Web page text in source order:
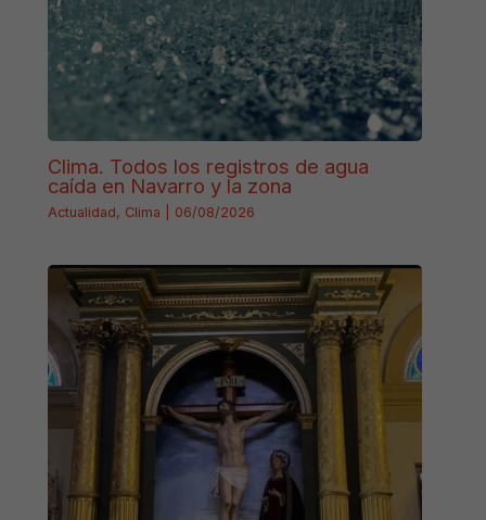
Clima. Todos los registros de agua
caída en Navarro y la zona
Actualidad, Clima 06/08/2026